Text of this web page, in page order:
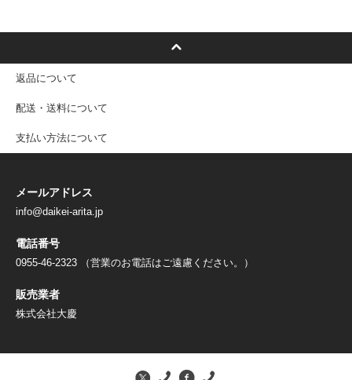
返品について
配送・送料について
支払い方法について
メールアドレス
info@daikei-arita.jp
電話番号
0955-46-2323 （営業のお電話はご遠慮ください。）
販売業者
株式会社大慶